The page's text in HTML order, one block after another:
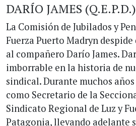
DARÍO JAMES (Q.E.P.D.)
La Comisión de Jubilados y
Fuerza Puerto Madryn
al compañero Darío James.
imborrable en la historia de
sindical. Durante muchos
como Secretario de la
Sindicato Regional de Luz y
Patagonia, llevando adelante